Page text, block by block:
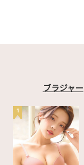
ブラジャー
1